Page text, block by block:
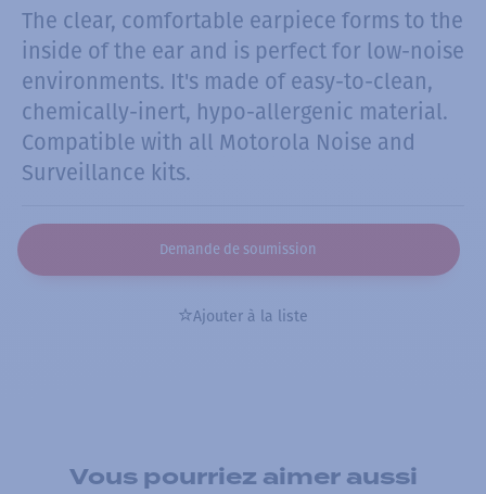
The clear, comfortable earpiece forms to the
inside of the ear and is perfect for low-noise
environments. It's made of easy-to-clean,
chemically-inert, hypo-allergenic material.
Compatible with all Motorola Noise and
Surveillance kits.
Demande de soumission
Ajouter à la liste
Vous pourriez aimer aussi